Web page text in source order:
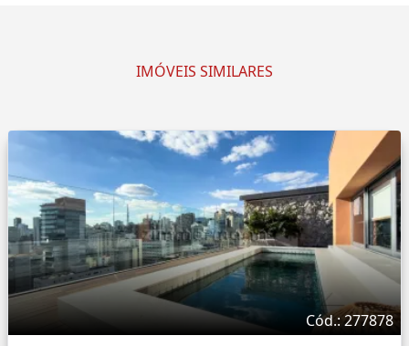
IMÓVEIS SIMILARES
Cód.: 277878